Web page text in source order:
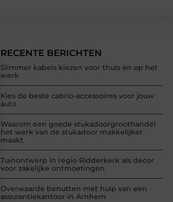
RECENTE BERICHTEN
Slimmer kabels kiezen voor thuis en op het
werk
Kies de beste cabrio-accessoires voor jouw
auto
Waarom een goede stukadoorgroothandel
het werk van de stukadoor makkelijker
maakt
Tuinontwerp in regio Ridderkerk als decor
voor zakelijke ontmoetingen
Overwaarde benutten met hulp van een
assurantiekantoor in Arnhem